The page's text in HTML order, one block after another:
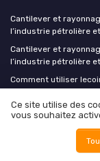
Cantilever et
l’industrie pétrolière
Cantilever et
l’industrie pétrolière
Comment utiliser
dans la chaîne
Directive IED révisée
Rôle stratégique de
pétrolières et gazières
Ce site utilise des
vous souhaitez